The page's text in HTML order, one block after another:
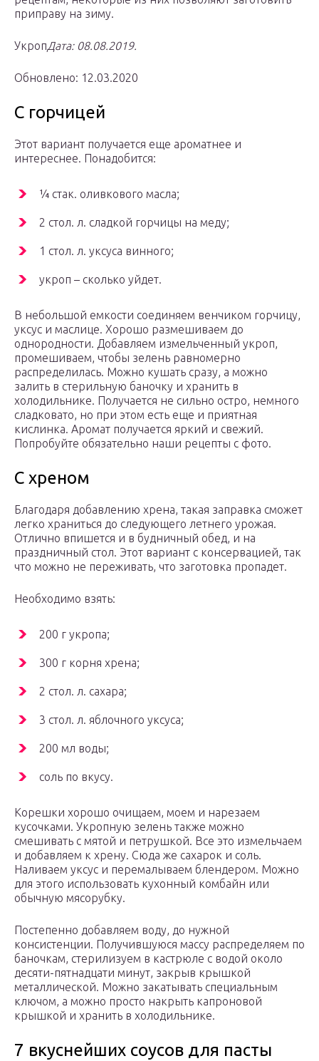
приправу на зиму.
УкропДата: 08.08.2019.
Обновлено: 12.03.2020
С горчицей
Этот вариант получается еще ароматнее и
интереснее. Понадобится:
¼ стак. оливкового масла;
2 стол. л. сладкой горчицы на меду;
1 стол. л. уксуса винного;
укроп – сколько уйдет.
В небольшой емкости соединяем венчиком горчицу,
уксус и маслице. Хорошо размешиваем до
однородности. Добавляем измельченный укроп,
промешиваем, чтобы зелень равномерно
распределилась. Можно кушать сразу, а можно
залить в стерильную баночку и хранить в
холодильнике. Получается не сильно остро, немного
сладковато, но при этом есть еще и приятная
кислинка. Аромат получается яркий и свежий.
Попробуйте обязательно наши рецепты с фото.
С хреном
Благодаря добавлению хрена, такая заправка сможет
легко храниться до следующего летнего урожая.
Отлично впишется и в будничный обед, и на
праздничный стол. Этот вариант с консервацией, так
что можно не переживать, что заготовка пропадет.
Необходимо взять:
200 г укропа;
300 г корня хрена;
2 стол. л. сахара;
3 стол. л. яблочного уксуса;
200 мл воды;
соль по вкусу.
Корешки хорошо очищаем, моем и нарезаем
кусочками. Укропную зелень также можно
смешивать с мятой и петрушкой. Все это измельчаем
и добавляем к хрену. Сюда же сахарок и соль.
Наливаем уксус и перемалываем блендером. Можно
для этого использовать кухонный комбайн или
обычную мясорубку.
Постепенно добавляем воду, до нужной
консистенции. Получившуюся массу распределяем по
баночкам, стерилизуем в кастрюле с водой около
десяти-пятнадцати минут, закрыв крышкой
металлической. Можно закатывать специальным
ключом, а можно просто накрыть капроновой
крышкой и хранить в холодильнике.
7 вкуснейших соусов для пасты